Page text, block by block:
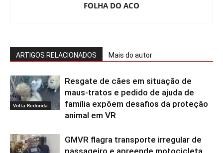
FOLHA DO ACO
ARTIGOS RELACIONADOS Mais do autor
Volta Redonda
Resgate de cães em situação de
maus-tratos e pedido de ajuda de
família expõem desafios da proteção
animal em VR
GMVR flagra transporte irregular de
passageiro e apreende motocicleta